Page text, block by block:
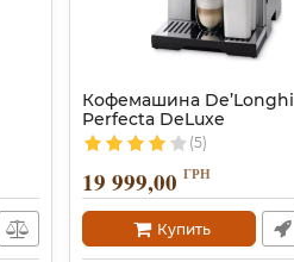
Кофемашина De’Longhi
Perfecta DeLuxe
(5)
19 999,00 ГРН
Купить